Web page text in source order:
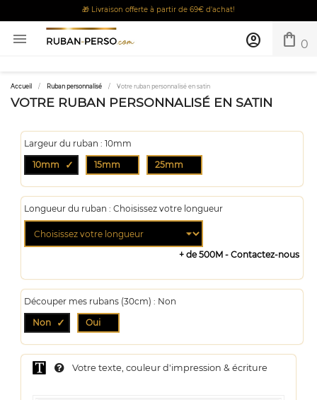
🎁 Livraison offerte à partir de 69€ d'achat!
 shopping_bag 0
account_circle
Accueil Ruban personnalisé Votre ruban personnalisé en satin
VOTRE RUBAN PERSONNALISÉ EN SATIN
Largeur du ruban : 10mm
10mm
15mm 25mm
Longueur du ruban : Choisissez votre longueur
+ de 500M - Contactez-nous
Découper mes rubans (30cm) : Non
Non
Oui
Votre texte, couleur d'impression & écriture